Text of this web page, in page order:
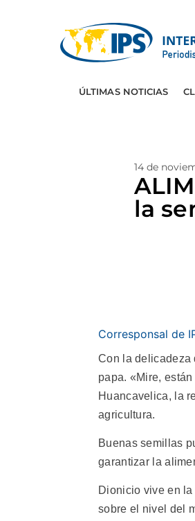
ÚLTIMAS NOTICIAS
14 de
la
Corresponsal de
Con la delicadeza
papa. «Mire,
Huancavelica, la
agricultura.
Buenas semillas
garantizar la
Dionicio vive en
sobre el nivel del